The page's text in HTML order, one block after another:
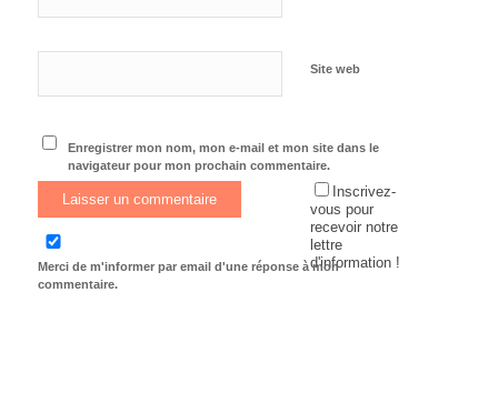
Site web
Enregistrer mon nom, mon e-mail et mon site dans le
navigateur pour mon prochain commentaire.
Inscrivez-
vous pour
recevoir notre
lettre
d'information !
Merci de m'informer par email d'une réponse à mon
commentaire.